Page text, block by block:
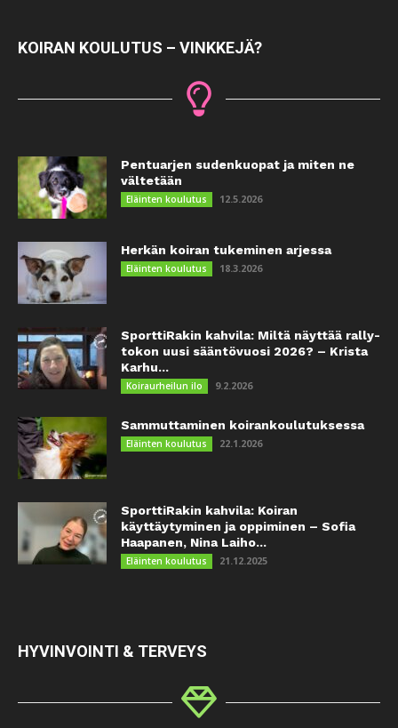
KOIRAN KOULUTUS – VINKKEJÄ?
Pentuarjen sudenkuopat ja miten ne
vältetään
Eläinten koulutus 12.5.2026
Herkän koiran tukeminen arjessa
Eläinten koulutus 18.3.2026
SporttiRakin kahvila: Miltä näyttää rally-
tokon uusi sääntövuosi 2026? – Krista
Karhu...
Koiraurheilun ilo 9.2.2026
Sammuttaminen koirankoulutuksessa
Eläinten koulutus 22.1.2026
SporttiRakin kahvila: Koiran
käyttäytyminen ja oppiminen – Sofia
Haapanen, Nina Laiho...
Eläinten koulutus 21.12.2025
HYVINVOINTI & TERVEYS